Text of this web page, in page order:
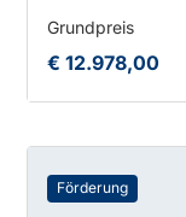
Grundpreis
€ 12.978,00
Förderung